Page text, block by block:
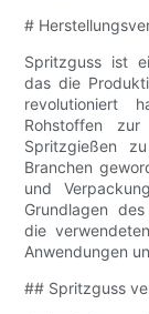
#
Spritzguss ist
das die
revolutioniert
Rohstoffen
Spritzgießen
Branchen
und
Grundlagen
die
Anwendungen
## Spritzguss